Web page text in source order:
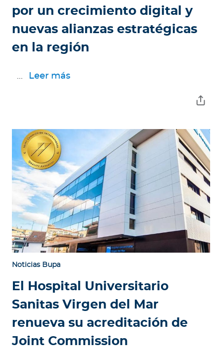
por un crecimiento digital y
nuevas alianzas estratégicas
en la región
... Leer más
Noticias Bupa
El Hospital Universitario
Sanitas Virgen del Mar
renueva su acreditación de
Joint Commission